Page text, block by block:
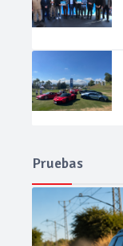
Pruebas